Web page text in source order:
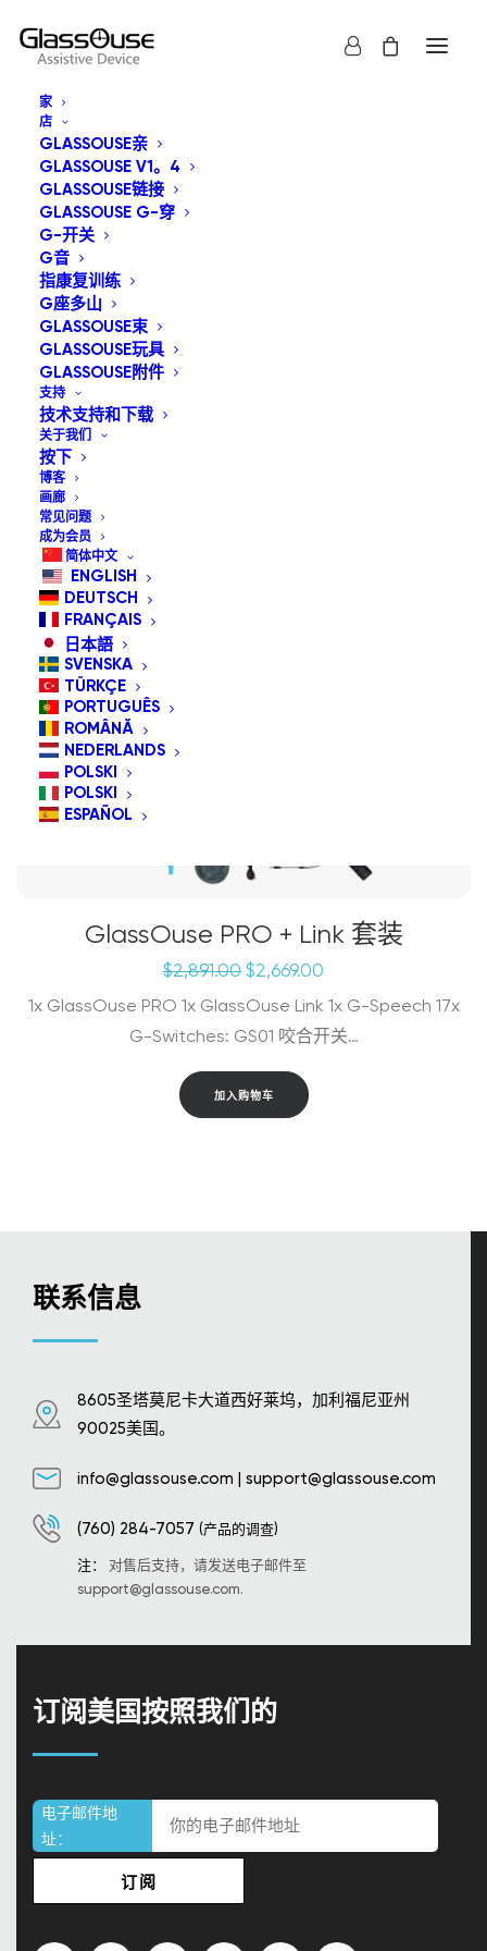
家
店
GLASSOUSE亲
GLASSOUSE V1。4
GLASSOUSE链接
GLASSOUSE G-穿
G-开关
G音
指康复训练
G座多山
GLASSOUSE束
GLASSOUSE玩具
GLASSOUSE附件
支持
技术支持和下载
关于我们
按下
博客
画廊
常见问题
成为会员
简体中文
ENGLISH
DEUTSCH
FRANÇAIS
日本語
SVENSKA
TÜRKÇE
PORTUGUÊS
ROMÂNĂ
NEDERLANDS
POLSKI
POLSKI
ESPAÑOL
促销中
套餐特惠
GlassOuse PRO + Link 套装
$2,891.00 原
为：
$2,891.00。
$2,669.00
价
格
1x GlassOuse PRO 1x GlassOuse Link 1x G-Speech 17x
G-Switches: GS01 咬合开关…
加入购物车
联系信息
8605圣塔莫尼卡大道西好莱坞，加利福尼亚州
90025美国。
info@glassouse.com | support@glassouse.com
(760) 284-7057 (产品的调查)
注： 对售后支持，请发送电子邮件至
support@glassouse.com.
订阅美国按照我们的
电子邮件地
址：